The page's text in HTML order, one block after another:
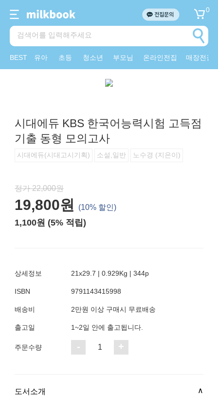
0
BEST 유아 초등 청소년 부모님 온라인전집 매장전집
시대에듀 KBS 한국어능력시험 고득점
기출 동형 모의고사
시대에듀(시대고시기획) 소설,일반 노수경 (지은이)
정가 22,000원
19,800원 (10% 할인)
1,100원 (5% 적립)
상세정보 21x29.7 | 0.929Kg | 344p
ISBN 9791143415998
배송비 2만원 이상 구매시 무료배송
출고일 1~2일 안에 출고됩니다.
주문수량 - 1 +
도서소개